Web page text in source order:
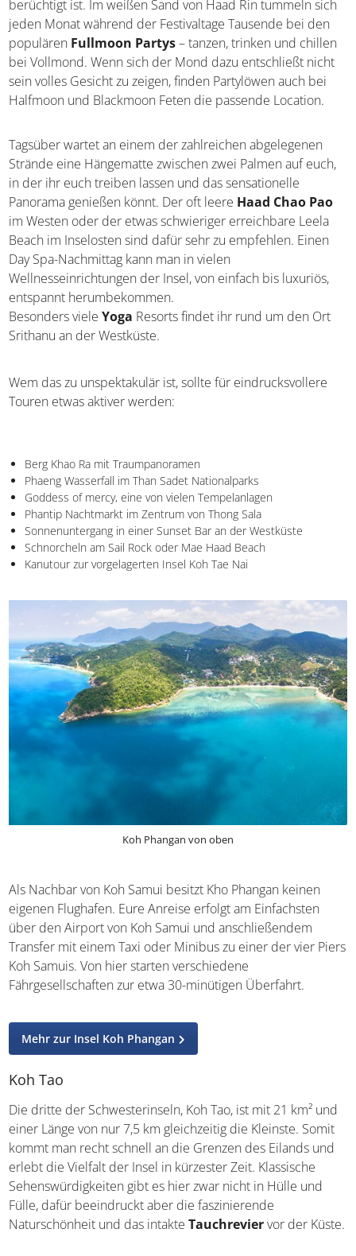
Phangan, die vor allem für ihre Strandpartys berühmt
berüchtigt ist. Im weißen Sand von Haad Rin tummeln
sich jeden Monat während der Festivaltage Tausende bei
den populären Fullmoon Partys
– tanzen, trinken und
chillen bei Vollmond. Wenn sich der Mond dazu
entschließt nicht sein volles Gesicht zu zeigen, finden
passende Location.
Tagsüber wartet an einem der zahlreichen abgelegenen
Strände eine Hängematte zwischen zwei Palmen auf
euch, in der ihr euch treiben lassen und das sensationelle
Panorama genießen könnt. Der oft leere
Haad Chao Pao
im Westen oder der etwas schwieriger erreichbare Leela
Beach im Inselosten sind dafür sehr zu empfehlen. Einen
Day Spa-Nachmittag kann man in vielen
Wellnesseinrichtungen der Insel, von einfach bis luxuriös,
Srithanu an der Westküste.
Berg Khao Ra mit Traumpanoramen
Phaeng Wasserfall im Than Sadet Nationalparks
Goddess of mercy, eine von vielen Tempelanlagen
Phantip Nachtmarkt im Zentrum von Thong Sala
Kanutour zur vorgelagerten Insel Koh Tae Nai
Koh Phangan von oben
Als Nachbar von Koh Samui besitzt Kho Phangan keinen
eigenen Flughafen. Eure Anreise erfolgt am Einfachsten
über den Airport von Koh Samui und anschließendem
Transfer mit einem Taxi oder Minibus zu einer der vier
Fährgesellschaften zur etwa 30-minütigen Überfahrt.
Mehr zur Insel Koh Phangan
Koh Tao
Die dritte der Schwesterinseln, Koh Tao, ist mit 21 km²
und einer Länge von nur 7,5 km gleichzeitig die Kleinste.
Somit kommt man recht schnell an die Grenzen des
Eilands und erlebt die Vielfalt der Insel in kürzester Zeit.
Klassische Sehenswürdigkeiten gibt es hier zwar nicht in